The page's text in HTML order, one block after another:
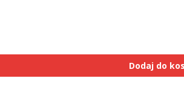
Dodaj do